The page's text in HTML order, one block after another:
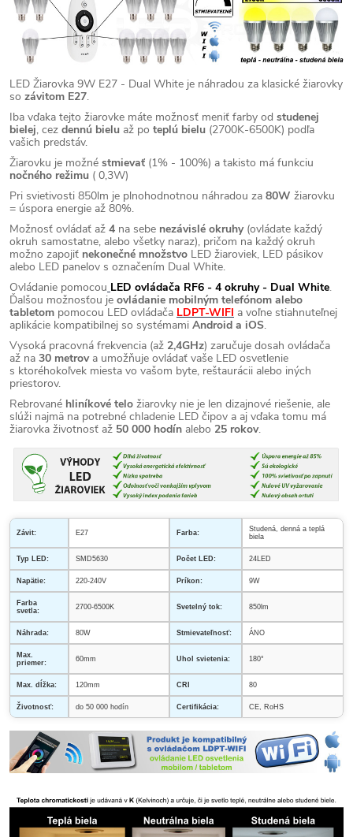
LED Žiarovka 9W E27 - Dual White je náhradou za klasické žiarovky
so závitom E27.
Iba vďaka tejto žiarovke máte možnosť meniť farby od studenej
bielej, cez dennú bielu až po teplú bielu (2700K-6500K) podľa
vašich predstáv.
Žiarovku je možné stmievať (1% - 100%) a takisto má funkciu
nočného režimu ( 0,3W)
Pri svietivosti 850lm je plnohodnotnou náhradou za 80W žiarovku
= úspora energie až 80%.
Možnosť ovládať až 4 na sebe nezávislé okruhy(ovládate každý
okruh samostatne, alebo všetky naraz), pričom na každý okruh
možno zapojiť nekonečné množstvo LED žiaroviek, LED pásikov
alebo LED panelov s označením Dual White.
Ovládanie pomocou LED ovládača RF6 - 4 okruhy - Dual White.
Ďalšou možnosťou je ovládanie mobilným telefónom alebo
tabletom pomocou LED ovládača LDPT-WIFI a voľne stiahnuteľnej
aplikácie kompatibilnej so systémami Android a iOS.
Vysoká pracovná frekvencia (až 2,4GHz) zaručuje dosah ovládača
až na 30 metrova umožňuje ovládať vaše LED osvetlenie
s ktoréhokoľvek miesta vo vašom byte, reštaurácii alebo iných
priestorov.
Rebrované hliníkové telo žiarovky nie je len dizajnové riešenie, ale
slúži najmä na potrebné chladenie LED čipov a aj vďaka tomu má
žiarovka životnosť až 50 000 hodín alebo 25 rokov.
Závit: E27 Farba:
Studená, denná a teplá
biela
Typ LED: SMD5630 Počet LED: 24LED
Napätie: 220-240V Príkon: 9W
Farba
svetla:
2700-6500K Svetelný tok: 850lm
Náhrada: 80W Stmievateľnosť: ÁNO
Max.
priemer:
60mm Uhol svietenia: 180°
Max. dĺžka: 120mm CRI 80
Životnosť: do 50 000 hodín Certifikácia: CE, RoHS